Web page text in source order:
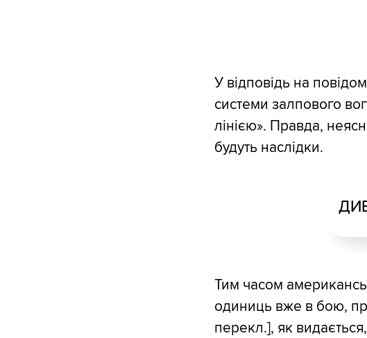
У відповідь на
системи залпового
лінією». Правда,
будуть наслідки.
Тим часом
одиниць вже в бою,
перекл.], як